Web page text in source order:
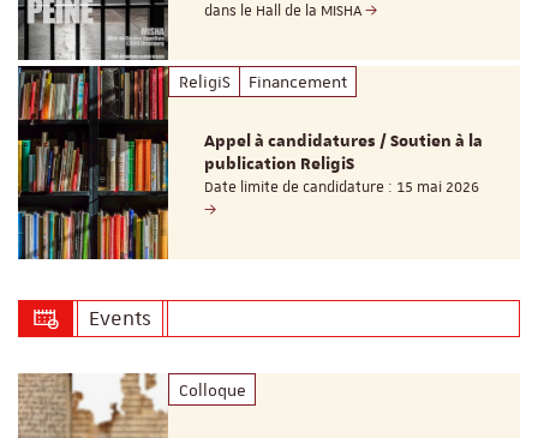
dans le Hall de la MISHA
ReligiS Financement
Appel à candidatures / Soutien à la
publication ReligiS
Date limite de candidature : 15 mai 2026
Events
Colloque